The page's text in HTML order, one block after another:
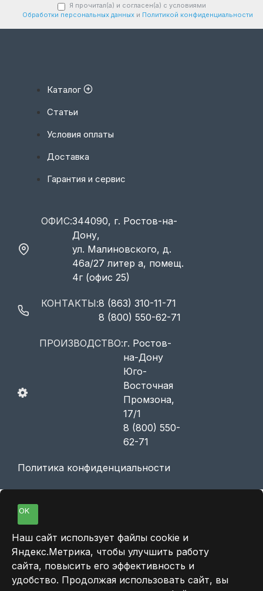
Я прочитал(а) и согласен(а) с условиями
Обработки персональных данныхи Политикой конфиденциальности
Каталог
Статьи
Условия оплаты
Доставка
Гарантия и сервис
ОФИС:344090, г. Ростов-на-
Дону,
ул. Малиновского, д.
46а/27 литер а, помещ.
4г (офис 25)
КОНТАКТЫ:8 (863) 310-11-71
8 (800) 550-62-71
ПРОИЗВОДСТВО:г. Ростов-
на-Дону
Юго-
Восточная
Промзона,
17/1
8 (800) 550-
62-71
Политика конфиденциальности
OK
Наш сайт использует файлы cookie и
Яндекс.Метрика, чтобы улучшить работу
сайта, повысить его эффективность и
удобство. Продолжая использовать сайт, вы